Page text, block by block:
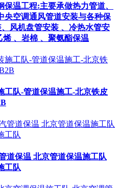
温工程:主要承做热力管道、
央空调通风管道安装与各种保
风机盘管安装 、冷热水管安
、岩棉 、聚氨酯保温
工队-管道保温施工-北京铁皮
道保温 北京管道保温施工队
工队